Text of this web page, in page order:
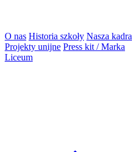
O nas Historia szkoły Nasza kadra
Projekty unijne Press kit / Marka
Liceum